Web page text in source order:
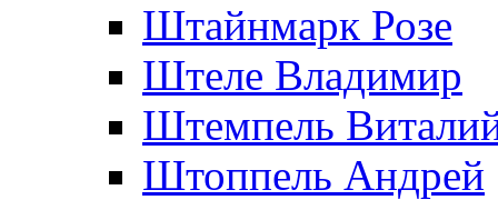
Штайнмарк Розe
Штеле Владимир
Штемпель
Штоппель Андрей